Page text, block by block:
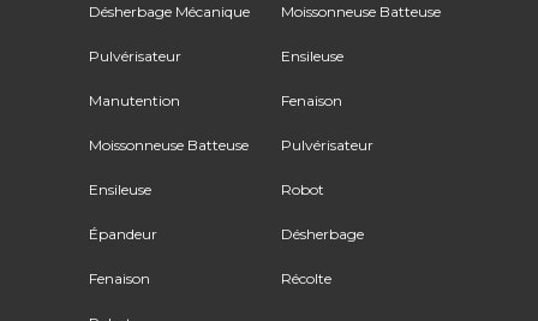
Désherbage Mécanique
Pulvérisateur
Manutention
Moissonneuse Batteuse
Ensileuse
Épandeur
Fenaison
Moissonneuse Batteuse
Ensileuse
Fenaison
Pulvérisateur
Robot
Désherbage
Récolte